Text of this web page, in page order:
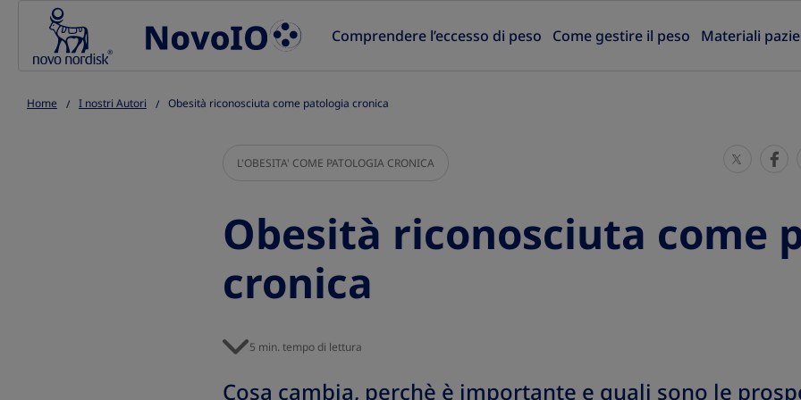
Go to the page content
Comprendere l’eccesso di peso
Come gestire il peso Materiali
Home I nostri Autori Obesità riconosciuta come patologia cronica
L'OBESITA' COME PATOLOGIA CRONICA S
r
S
e
Obesità riconosciuta come
cronica
Cosa cambia, perchè è importante e quali sono le
5 min. tempo di lettura